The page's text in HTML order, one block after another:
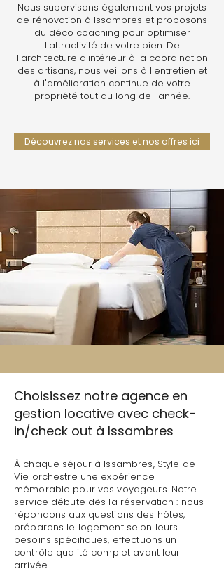
Nous supervisons également vos projets
de rénovation à Issambres et proposons
du déco coaching pour optimiser
l'attractivité de votre bien. De
l'architecture d'intérieur à la coordination
des artisans, nous veillons à l'entretien et
à l'amélioration continue de votre
propriété tout au long de l'année.
Découvrez nos services et nos offres ici
Choisissez notre agence en
gestion locative avec check-
in/check out à Issambres
À chaque séjour à Issambres, Style de
Vie orchestre une expérience
mémorable pour vos voyageurs. Notre
service débute dès la réservation : nous
répondons aux questions des hôtes,
préparons le logement selon leurs
besoins spécifiques, effectuons un
contrôle qualité complet avant leur
arrivée.